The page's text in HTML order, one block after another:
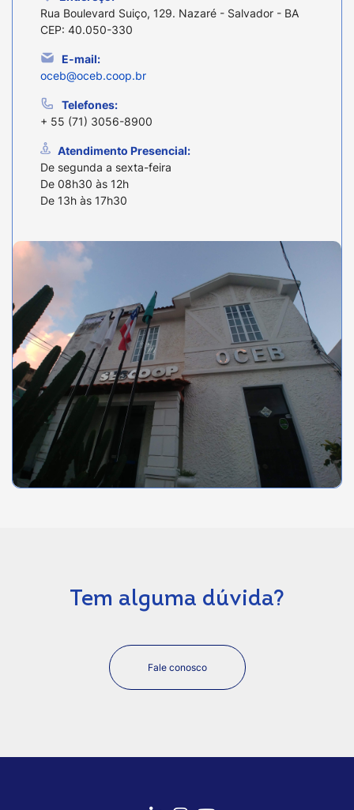
Rua Boulevard Suiço, 129. Nazaré - Salvador - BA
CEP: 40.050-330
E-mail:
oceb@oceb.coop.br
Telefones:
+ 55 (71) 3056-8900
Atendimento Presencial:
De segunda a sexta-feira
De 08h30 às 12h
De 13h às 17h30
Tem alguma dúvida?
Fale conosco